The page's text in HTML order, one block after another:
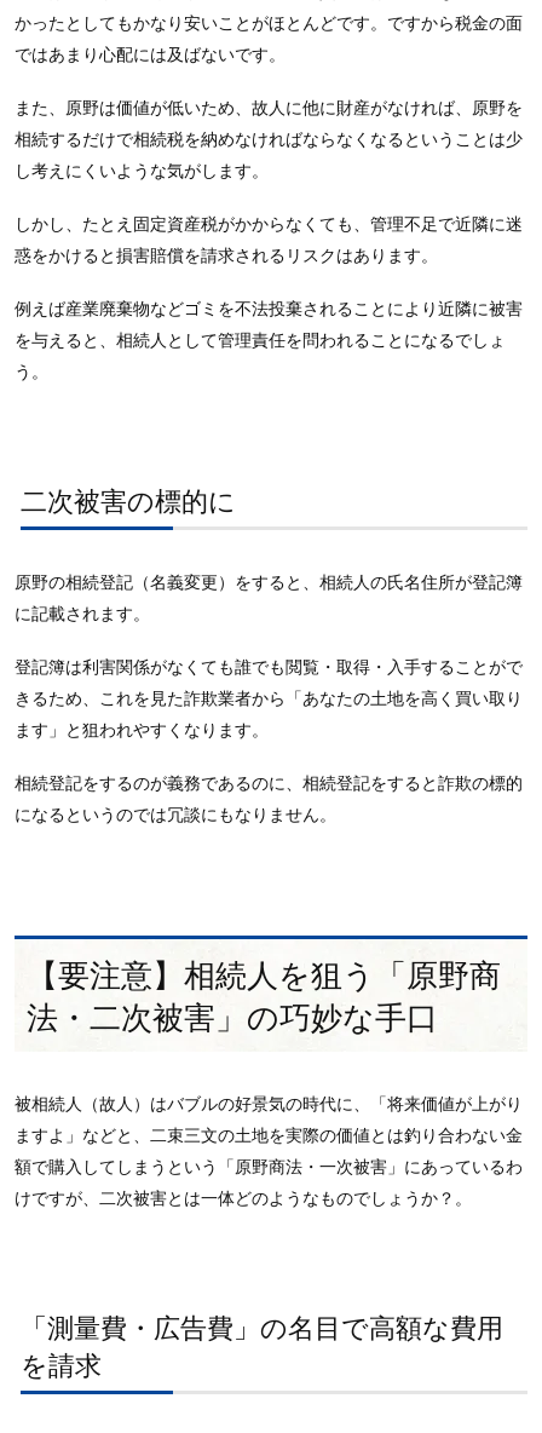
かったとしてもかなり安いことがほとんどです。ですから税金の面
ではあまり心配には及ばないです。
また、原野は価値が低いため、故人に他に財産がなければ、原野を
相続するだけで相続税を納めなければならなくなるということは少
し考えにくいような気がします。
しかし、たとえ固定資産税がかからなくても、管理不足で近隣に迷
惑をかけると損害賠償を請求されるリスクはあります。
例えば産業廃棄物などゴミを不法投棄されることにより近隣に被害
を与えると、相続人として管理責任を問われることになるでしょ
う。
二次被害の標的に
原野の相続登記（名義変更）をすると、相続人の氏名住所が登記簿
に記載されます。
登記簿は利害関係がなくても誰でも閲覧・取得・入手することがで
きるため、これを見た詐欺業者から「あなたの土地を高く買い取り
ます」と狙われやすくなります。
相続登記をするのが義務であるのに、相続登記をすると詐欺の標的
になるというのでは冗談にもなりません。
【要注意】相続人を狙う「原野商
法・二次被害」の巧妙な手口
被相続人（故人）はバブルの好景気の時代に、「将来価値が上がり
ますよ」などと、二束三文の土地を実際の価値とは釣り合わない金
額で購入してしまうという「原野商法・一次被害」にあっているわ
けですが、二次被害とは一体どのようなものでしょうか？。
「測量費・広告費」の名目で高額な費用
を請求